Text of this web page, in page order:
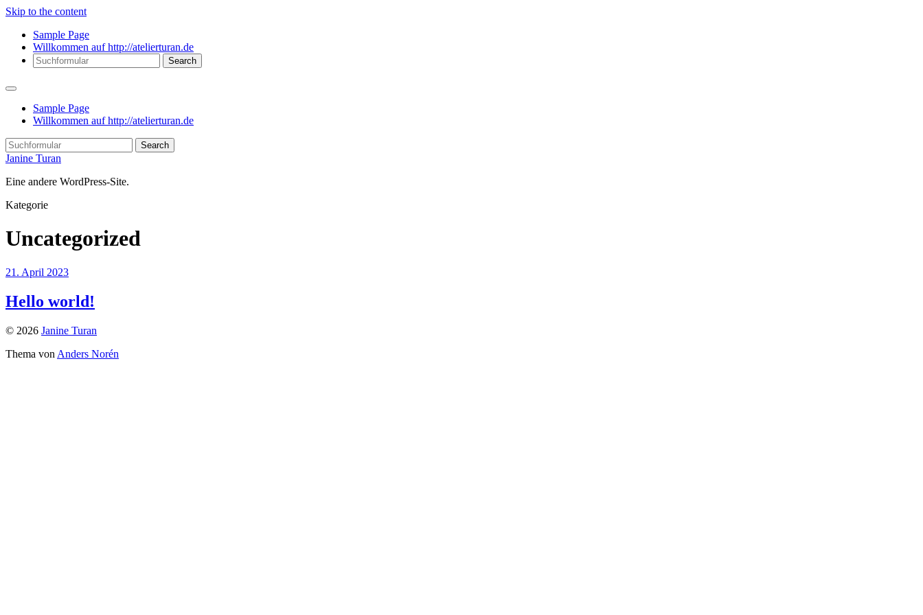
Skip to the content
Sample Page
Willkommen auf http://atelierturan.de
Search
Sample Page
Willkommen auf http://atelierturan.de
Search
Janine Turan
Eine andere WordPress-Site.
Kategorie
Uncategorized
21. April 2023
Hello world!
© 2026 Janine Turan
Thema von Anders Norén